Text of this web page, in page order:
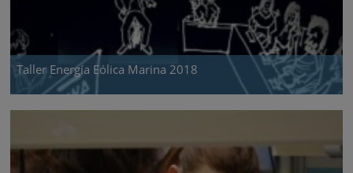
Taller Energía Eólica Marina 2018